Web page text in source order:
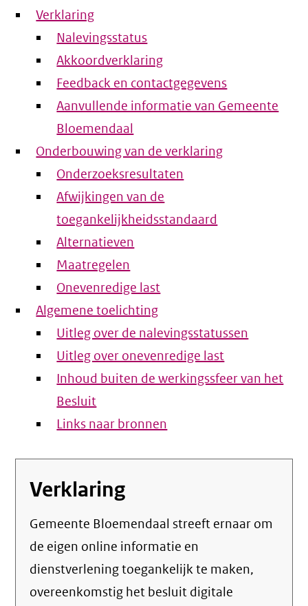
Verklaring
Nalevingsstatus
Akkoordverklaring
Feedback en contactgegevens
Aanvullende informatie van Gemeente
Bloemendaal
Onderbouwing van de verklaring
Onderzoeksresultaten
Afwijkingen van de
toegankelijkheidsstandaard
Alternatieven
Maatregelen
Onevenredige last
Algemene toelichting
Uitleg over de nalevingsstatussen
Uitleg over onevenredige last
Inhoud buiten de werkingssfeer van het
Besluit
Links naar bronnen
Verklaring
Gemeente Bloemendaal streeft ernaar om
de eigen online informatie en
dienstverlening toegankelijk te maken,
overeenkomstig het besluit digitale